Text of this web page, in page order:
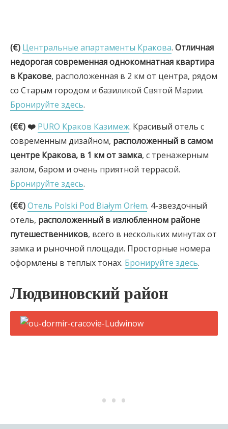
(€) Центральные апартаменты Кракова. Отличная
недорогая современная однокомнатная квартира
в Кракове, расположенная в 2 км от центра, рядом
со Старым городом и базиликой Святой Марии.
Бронируйте здесь.
(€€) ❤️ PURO Краков Казимеж. Красивый отель с
современным дизайном, расположенный в самом
центре Кракова, в 1 км от замка, с тренажерным
залом, баром и очень приятной террасой.
Бронируйте здесь.
(€€)Отель Polski Pod Białym Orłem. 4-звездочный
отель, расположенный в излюбленном районе
путешественников, всего в нескольких минутах от
замка и рыночной площади. Просторные номера
оформлены в теплых тонах. Бронируйте здесь.
Людвиновский район